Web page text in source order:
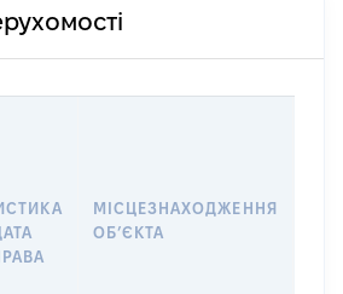
МІСЦЕЗНАХОДЖЕННЯ
ОБʼЄКТА